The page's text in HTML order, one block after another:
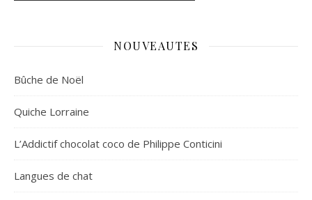
NOUVEAUTES
Bûche de Noël
Quiche Lorraine
L’Addictif chocolat coco de Philippe Conticini
Langues de chat